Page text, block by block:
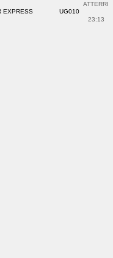
EXPRESS UG010
ATTERRI
23:13